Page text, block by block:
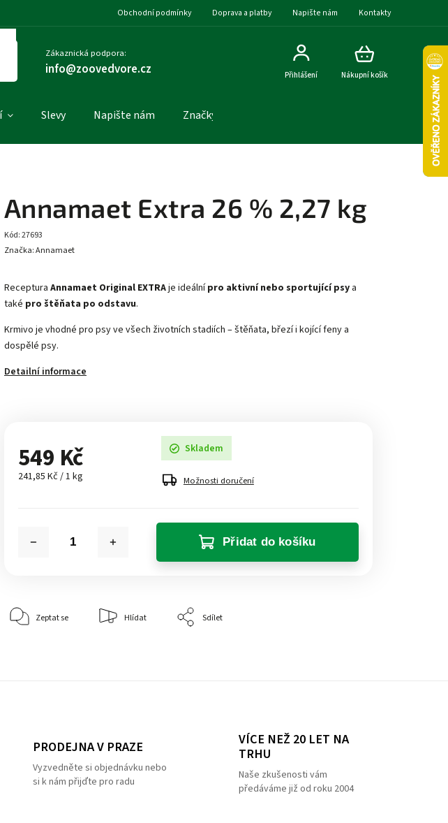
Obchodní podmínky Doprava a platby Napište nám Kontakty
Zákaznická podpora:
info@zoovedvore.cz Nákupní košík
Přihlášení
Slevy Napište nám Značky
Annamaet Extra 26 % 2,27 kg
Kód:27693
Receptura Annamaet Original EXTRAje ideálnípro aktivní nebo sportující psya
také pro štěňata po odstavu.
Krmivo je vhodné pro psy ve všech životních stadiích – štěňata, březí i kojící feny a
dospělé psy.
Detailní informace
Značka:Annamaet
549 Kč
241,85 Kč / 1 kg
Skladem
Možnosti doručení
Přidat do košíku
Zeptat se Hlídat Sdílet
PRODEJNA V PRAZE
Vyzvedněte si objednávku nebo
si k nám přijďte pro radu
VÍCE NEŽ 20 LET NA
TRHU
Naše zkušenosti vám
předáváme již od roku 2004